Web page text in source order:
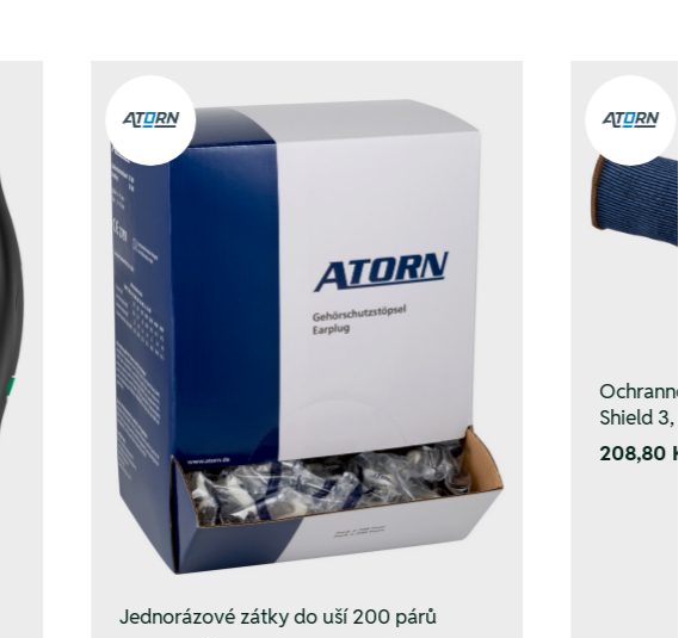
Jednorázové zátky do uší 200 párů
Ochranné
Shield 3,
208,80 Kč